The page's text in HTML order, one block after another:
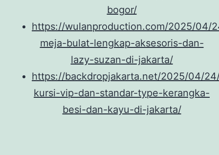
bogor/
https://wulanproduction.com/2025/04/
meja-bulat-lengkap-aksesoris-dan-
lazy-suzan-di-jakarta/
https://backdropjakarta.net/2025/04/
kursi-vip-dan-standar-type-kerangka-
besi-dan-kayu-di-jakarta/